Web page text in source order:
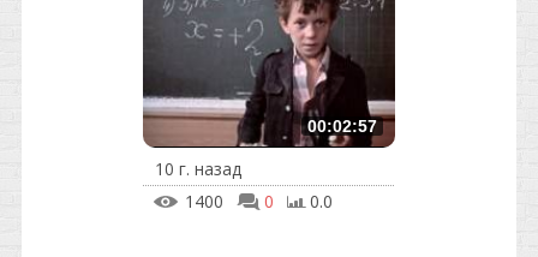
00:02:57
10 г. назад
1400
0 0.0